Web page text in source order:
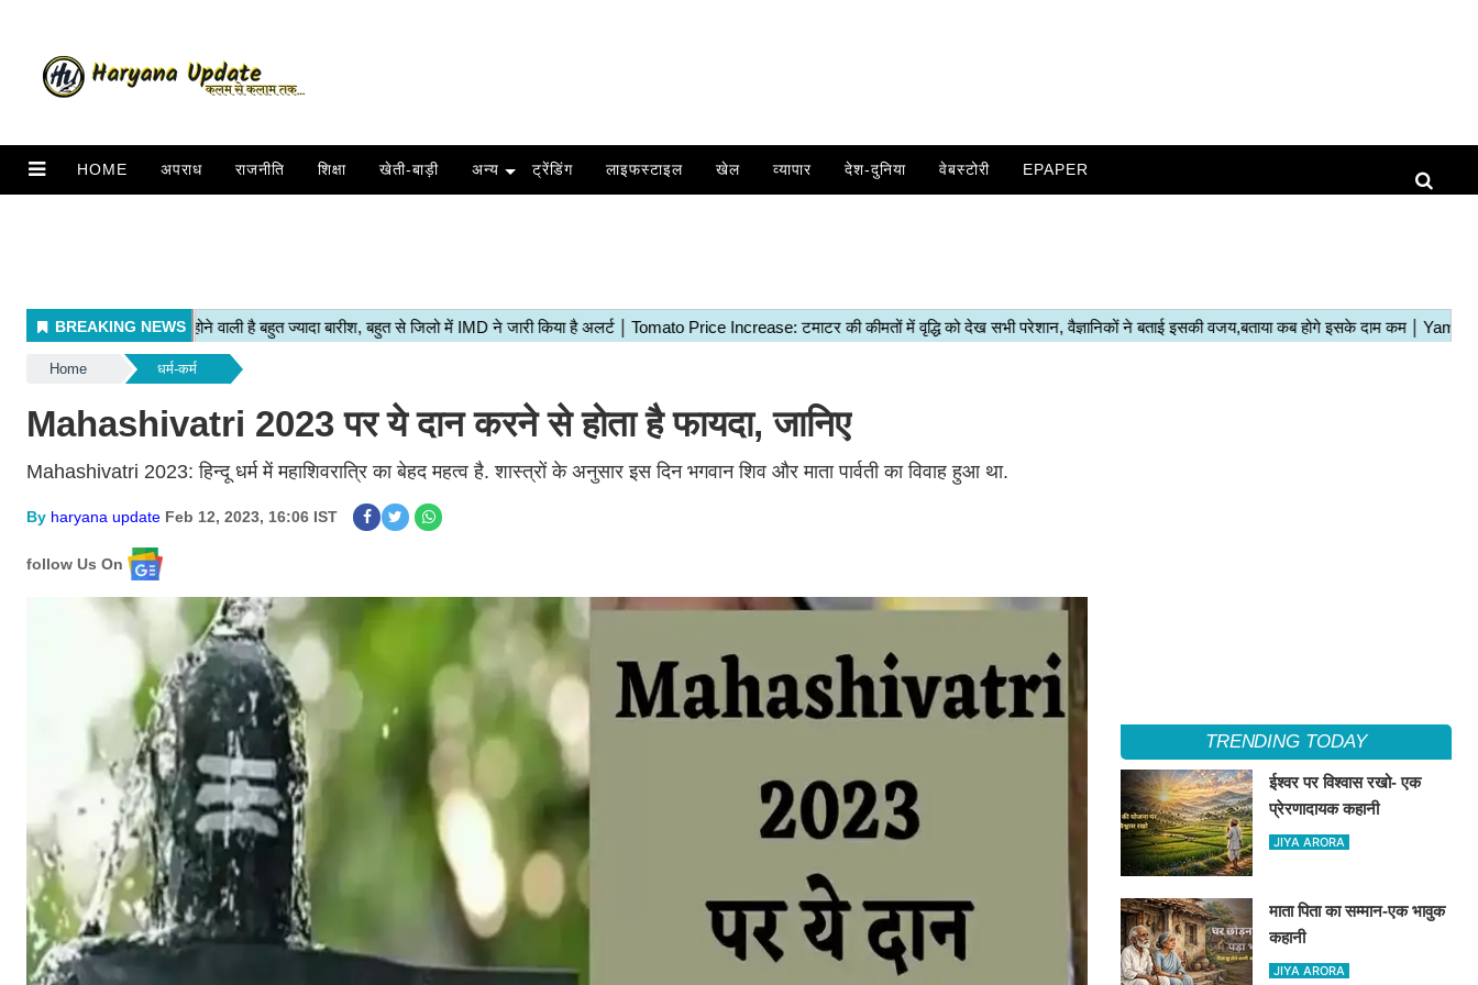
HOME अपराध राजनीति शिक्षा खेती-बाड़ी अन्य ट्रेंडिंग लाइफस्टाइल खेल व्यापार देश-दुनिया वेबस्टोरी EPAPER
Home धर्म-कर्म
Mahashivatri 2023 पर ये दान करने से होता है फायदा, जानिए
Mahashivatri 2023: हिन्दू धर्म में महाशिवरात्रि का बेहद महत्व है. शास्त्रों के अनुसार इस दिन भगवान शिव और माता पार्वती का विवाह हुआ था.
By haryana update Feb 12, 2023, 16:06 IST
follow Us On
TRENDING TODAY
ईश्वर पर विश्वास रखो- एक
प्रेरणादायक कहानी
JIYA ARORA
माता पिता का सम्मान-एक भावुक
कहानी
JIYA ARORA